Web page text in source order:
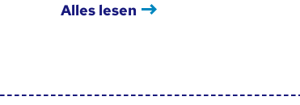
Alles lesen